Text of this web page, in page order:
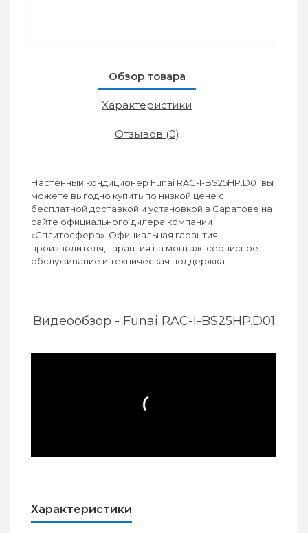
Обзор товара
Характеристики
Отзывов (0)
Настенный кондиционер Funai RAC-I-BS25HP.D01 вы
можете выгодно купить по низкой цене с
бесплатной доставкой и установкой в Саратове на
сайте официального дилера компании
«Сплитосфера». Официальная гарантия
производителя, гарантия на монтаж, сервисное
обслуживание и техническая поддержка.
Видеообзор - Funai RAC-I-BS25HP.D01
Характеристики